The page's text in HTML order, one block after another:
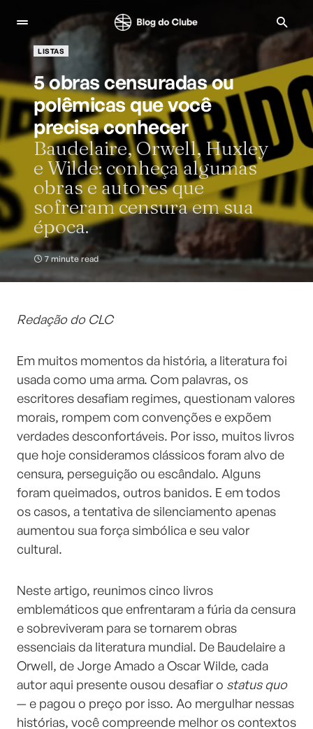
LISTAS
5 obras censuradas ou
polêmicas que você
precisa conhecer
Baudelaire, Orwell, Huxley
e Wilde: conheça algumas
obras e autores que
sofreram censura em sua
época.
7 minute read
Redação do CLC
Em muitos momentos da história, a literatura foi
usada como uma arma. Com palavras, os
escritores desafiam regimes, questionam valores
morais, rompem com convenções e expõem
verdades desconfortáveis. Por isso, muitos livros
que hoje consideramos clássicos foram alvo de
censura, perseguição ou escândalo. Alguns
foram queimados, outros banidos. E em todos
os casos, a tentativa de silenciamento apenas
aumentou sua força simbólica e seu valor
cultural.
Neste artigo, reunimos cinco livros
emblemáticos que enfrentaram a fúria da censura
e sobreviveram para se tornarem obras
essenciais da literatura mundial. De Baudelaire a
Orwell, de Jorge Amado a Oscar Wilde, cada
autor aqui presente ousou desafiar o status quo
— e pagou o preço por isso. Ao mergulhar nessas
histórias, você compreende melhor os contextos